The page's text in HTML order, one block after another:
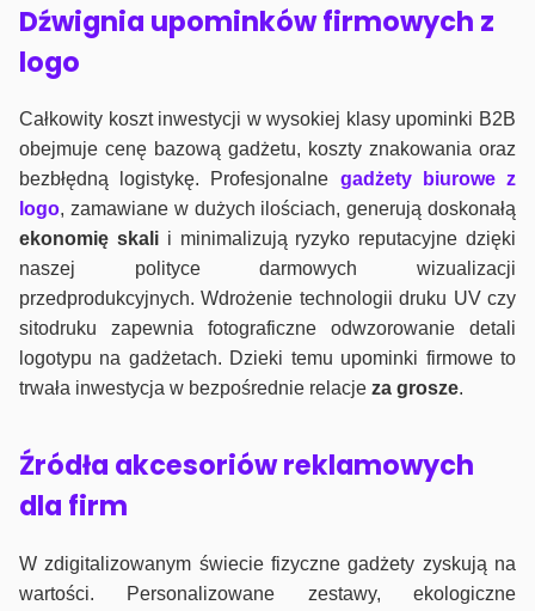
Dźwignia upominków firmowych z
logo
Całkowity koszt inwestycji w wysokiej klasy upominki B2B
obejmuje cenę bazową gadżetu, koszty znakowania oraz
bezbłędną logistykę. Profesjonalne gadżety biurowe z
logo, zamawiane w dużych ilościach, generują doskonałą
ekonomię skalii minimalizują ryzyko reputacyjne dzięki
naszej polityce darmowych wizualizacji
przedprodukcyjnych. Wdrożenie technologii druku UV czy
sitodruku zapewnia fotograficzne odwzorowanie detali
logotypu na gadżetach. Dzieki temu upominki firmowe to
trwała inwestycja w bezpośrednie relacje za grosze.
Źródła akcesoriów reklamowych
dla firm
W zdigitalizowanym świecie fizyczne gadżety zyskują na
wartości. Personalizowane zestawy, ekologiczne